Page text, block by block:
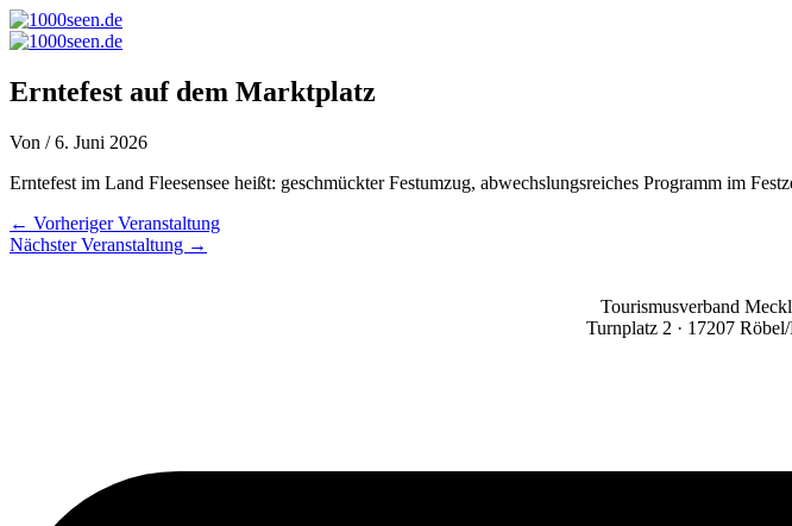
Zum
Inhalt
Erntefest auf dem Marktplatz
Von /6. Juni 2026
Erntefest im Land Fleesensee heißt: geschmückter Festumzug, abwechslungsreiches Programm im
← Vorheriger Veranstaltung
Nächster Veranstaltung →
Tourismusverband
Turnplatz 2 · 17207